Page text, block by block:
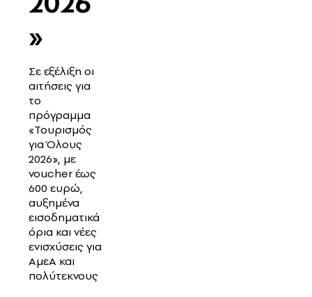
»
Σε εξέλιξη οι
αιτήσεις για
το
πρόγραμμα
«Τουρισμός
για Όλους
2026», με
voucher έως
600 ευρώ,
αυξημένα
εισοδηματικά
όρια και νέες
ενισχύσεις για
ΑμεΑ και
πολύτεκνους